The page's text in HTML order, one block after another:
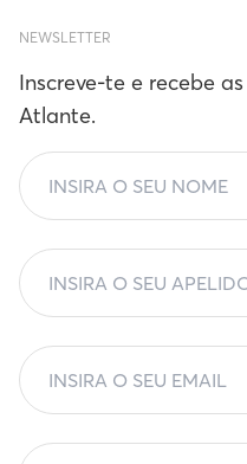
NEWSLETTER
Inscreve-te e recebe
Atlante.